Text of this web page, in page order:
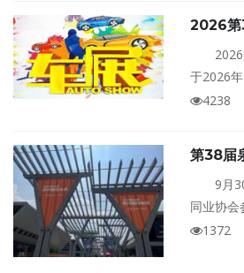
嗨玩不停
2026第
于2026
建泉州晋
4238
第38届
9月
同业协会
国际车展
1372